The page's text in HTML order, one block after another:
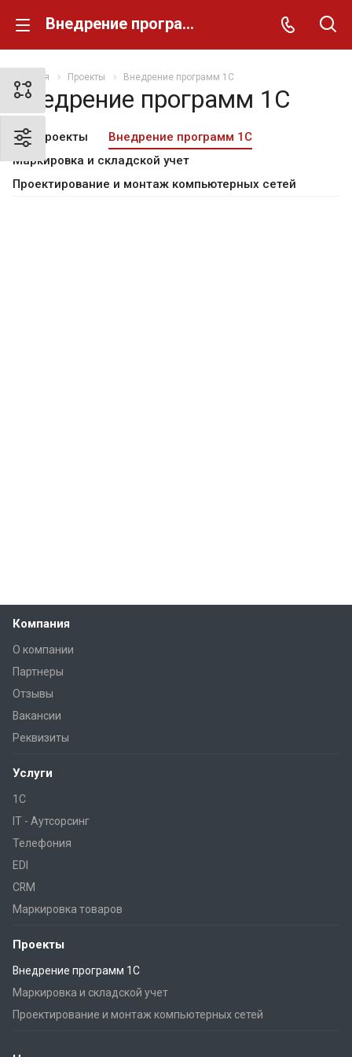
Внедрение программ 1С
Главная Проекты Внедрение программ 1С
Внедрение программ 1С
Все проекты
Внедрение программ 1С
Маркировка и складской учет
Проектирование и монтаж компьютерных сетей
Компания
О компании
Партнеры
Отзывы
Вакансии
Реквизиты
Услуги
1С
IT - Аутсорсинг
Телефония
EDI
CRM
Маркировка товаров
Проекты
Внедрение программ 1С
Маркировка и складской учет
Проектирование и монтаж компьютерных сетей